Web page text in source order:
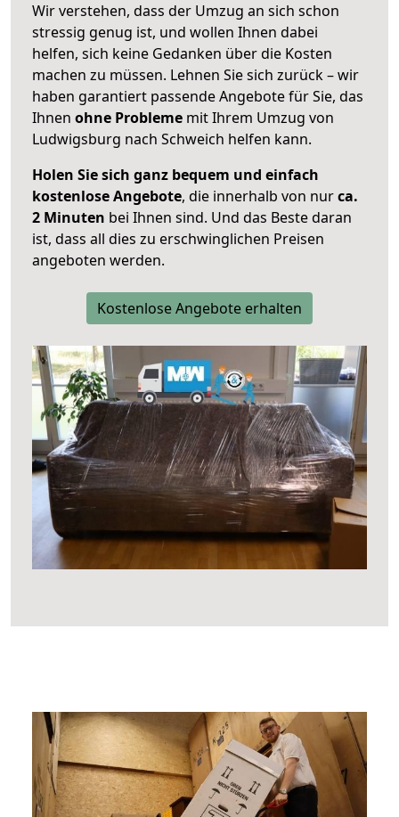
Wir verstehen, dass der Umzug an sich schon
stressig genug ist, und wollen Ihnen dabei
helfen, sich keine Gedanken über die Kosten
machen zu müssen. Lehnen Sie sich zurück – wir
haben garantiert passende Angebote für Sie, das
Ihnen ohne Probleme mit Ihrem Umzug von
Ludwigsburg nach Schweich helfen kann.
Holen Sie sich ganz bequem und einfach
kostenlose Angebote, die innerhalb von nurca.
2 Minuten bei Ihnen sind. Und das Beste daran
ist, dass all dies zu erschwinglichen Preisen
angeboten werden.
Kostenlose Angebote erhalten